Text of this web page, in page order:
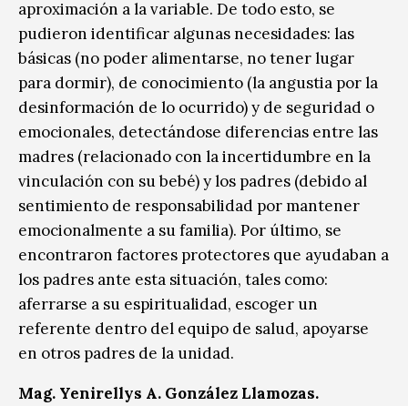
aproximación a la variable. De todo esto, se
pudieron identificar algunas necesidades: las
básicas (no poder alimentarse, no tener lugar
para dormir), de conocimiento (la angustia por la
desinformación de lo ocurrido) y de seguridad o
emocionales, detectándose diferencias entre las
madres (relacionado con la incertidumbre en la
vinculación con su bebé) y los padres (debido al
sentimiento de responsabilidad por mantener
emocionalmente a su familia). Por último, se
encontraron factores protectores que ayudaban a
los padres ante esta situación, tales como:
aferrarse a su espiritualidad, escoger un
referente dentro del equipo de salud, apoyarse
en otros padres de la unidad.
Mag. Yenirellys A. González Llamozas.